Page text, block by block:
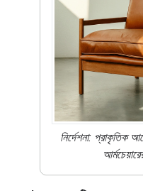
নির্দেশনা: প্রাকৃতিক